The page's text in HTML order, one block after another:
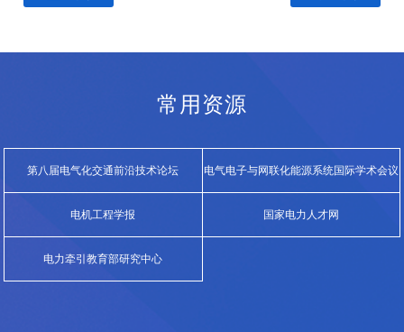
常用资源
第八届电气化交通前沿技术论坛 电气电子与网联化能源系统国际学术会议
（E...
电机工程学报 国家电力人才网
电力牵引教育部研究中心